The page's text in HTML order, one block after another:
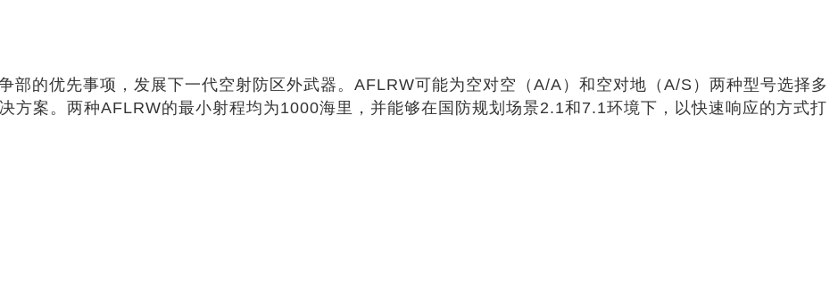
部的优先事项，发展下一代空射防区外武器。AFLRW可能为空对空（A/A）和空对地（A/S）两种型号选择多
方案。两种AFLRW的最小射程均为1000海里，并能够在国防规划场景2.1和7.1环境下，以快速响应的方式打